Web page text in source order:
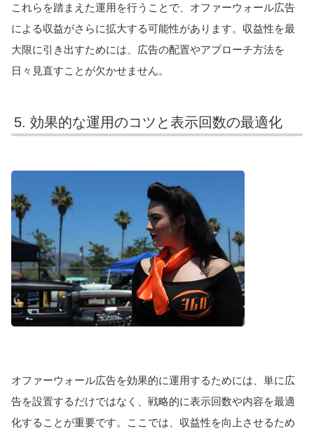
これらを踏まえた運用を行うことで、オファーウォール広告
による収益がさらに拡大する可能性があります。収益性を最
大限に引き出すためには、広告の配置やアプローチ方法を
日々見直すことが欠かせません。
5. 効果的な運用のコツと表示回数の最適化
オファーウォール広告を効果的に運用するためには、単に広
告を設置するだけではなく、戦略的に表示回数や内容を最適
化することが重要です。ここでは、収益性を向上させるため